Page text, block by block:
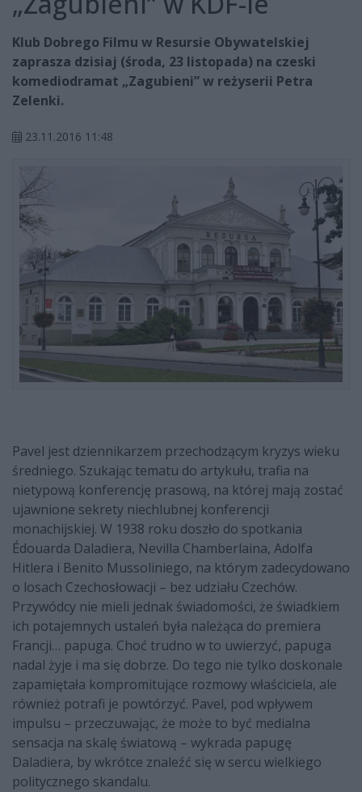
Klub Dobrego Filmu w Resursie Obywatelskiej
zaprasza dzisiaj (środa, 23 listopada) na czeski
komediodramat „Zagubieni” w reżyserii Petra
Zelenki.
23.11.2016 11:48
Pavel jest dziennikarzem przechodzącym kryzys wieku
średniego. Szukając tematu do artykułu, trafia na
nietypową konferencję prasową, na której mają zostać
ujawnione sekrety niechlubnej konferencji
monachijskiej. W 1938 roku doszło do spotkania
Édouarda Daladiera, Nevilla Chamberlaina, Adolfa
Hitlera i Benito Mussoliniego, na którym zadecydowano
o losach Czechosłowacji – bez udziału Czechów.
Przywódcy nie mieli jednak świadomości, że świadkiem
ich potajemnych ustaleń była należąca do premiera
Francji… papuga. Choć trudno w to uwierzyć, papuga
nadal żyje i ma się dobrze. Do tego nie tylko doskonale
zapamiętała kompromitujące rozmowy właściciela, ale
również potrafi je powtórzyć. Pavel, pod wpływem
impulsu – przeczuwając, że może to być medialna
sensacja na skalę światową – wykrada papugę
Daladiera, by wkrótce znaleźć się w sercu wielkiego
politycznego skandalu.